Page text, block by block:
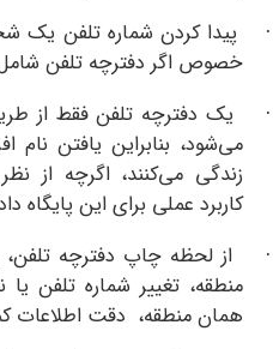
کردن شماره تلفن یک شخص
اگر دفترچه تلفن شامل تعداد
تلفن فقط از طریق نام
بنابراین یافتن نام
می‌کنند، اگرچه از نظر تئوری
عملی برای این پایگاه داده ندارد.
چاپ دفترچه تلفن، با
تغییر شماره تلفن یا نقل
منطقه، دقت اطلاعات کمتر و